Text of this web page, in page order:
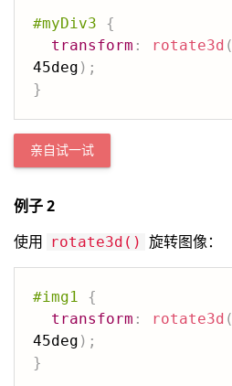
#myDiv3
{
transform : rotate3d (
45deg ) ;
}
亲自试一试
例子 2
使用 rotate3d() 旋转图像：
#img1
{
transform : rotate3d (
45deg ) ;
}